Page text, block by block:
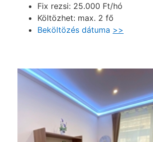
Fix rezsi: 25.000 Ft/hó
Költözhet: max. 2 fő
Beköltözés dátuma >>